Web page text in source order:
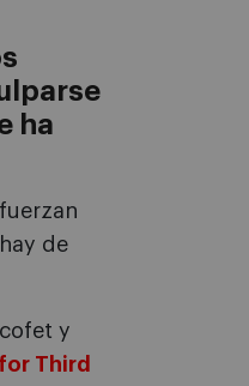
ha
de
y
Third